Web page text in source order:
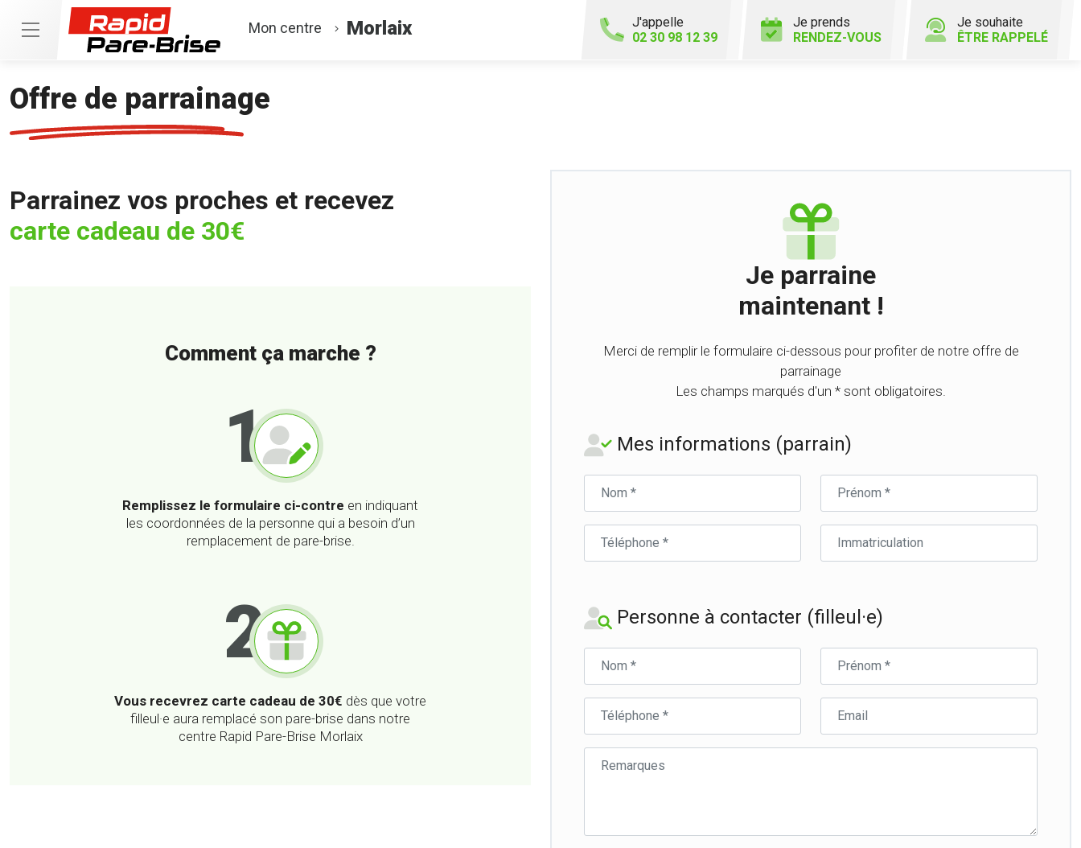
Mon centre Morlaix
J'appelle
02 30 98 12 39
Je prends
RENDEZ-VOUS
Je souhaite
ÊTRE RAPPELÉ
Offre de parrainage
Parrainez vos proches et recevez
carte cadeau de 30€
Comment ça marche ?
1
Remplissez le formulaire ci-contre en indiquant
les coordonnées de la personne qui a besoin d’un
remplacement de pare-brise.
2
Vous recevrez carte cadeau de 30€ dès que votre
filleul·e aura remplacé son pare-brise dans notre
centre Rapid Pare-Brise Morlaix
Je parraine
maintenant !
Merci de remplir le formulaire ci-dessous pour profiter de notre offre de
parrainage
Les champs marqués d'un * sont obligatoires.
Mes informations (parrain)
parrain
parrain
Personne à contacter (filleul·e)
filleul·e
filleul·e
filleul·e
filleul·e
Remarques